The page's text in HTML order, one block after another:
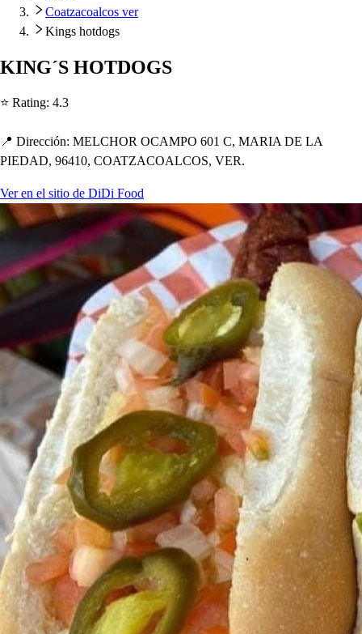
Coatzacoalcos ver
Kings hotdogs
KING´S HOTDOGS
⭐ Rating: 4.3
📍 Dirección: MELCHOR OCAMPO 601 C, MARIA DE LA
PIEDAD, 96410, COATZACOALCOS, VER.
Ver en el sitio de DiDi Food